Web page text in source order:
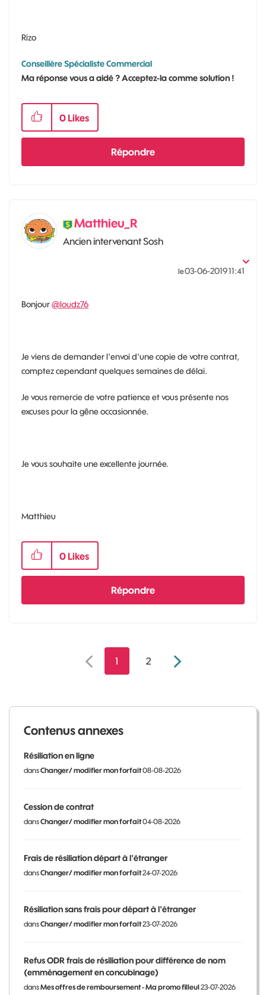
Rizo
Conseillère Spécialiste Commercial
Ma réponse vous a aidé ? Acceptez-la comme solution !
0 Likes
Répondre
Matthieu_R
Ancien intervenant Sosh
le‎03-06-201911:41
Bonjour@loudz76
Je viens de demander l'envoi d'une copie de votre contrat,
comptez cependant quelques semaines de délai.
Je vous remercie de votre patience et vous présente nos
excuses pour la gêne occasionnée.
Je vous souhaite une excellente journée.
Matthieu
0 Likes
Répondre
1 2
Contenus annexes
Résiliation en ligne
dansChanger/ modifier mon forfait08-08-2026
Cession de contrat
dansChanger/ modifier mon forfait04-08-2026
Frais de résiliation départ à l'étranger
dansChanger/ modifier mon forfait24-07-2026
Résiliation sans frais pour départ à l’étranger
dansChanger/ modifier mon forfait23-07-2026
Refus ODR frais de résiliation pour différence de nom
(emménagement en concubinage)
dansMes offres de remboursement - Ma promo filleul23-07-2026